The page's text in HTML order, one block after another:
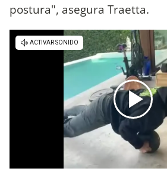
postura", asegura Traetta.